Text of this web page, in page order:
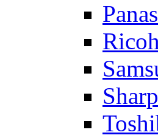
Ricoh
Sharp